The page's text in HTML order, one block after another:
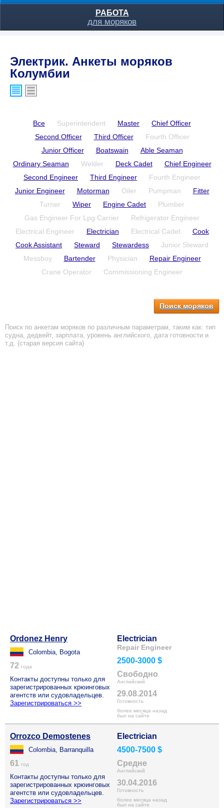
РАБОТА
для моряков
Электрик. Анкеты моряков
Колумбии
Все Superintendent Master
Chief Officer
Second Officer
Third Officer
Fourth Officer
Junior Officer
Boatswain
Able Seaman
Ordinary Seaman
Welder Deck Cadet
Chief Engineer
Second Engineer
Third Engineer
Fourth Engineer
Junior Engineer
Motorman Oiler Pumpman
Fitter
Turner
Wiper Engine Cadet
Plumber
Gas Engineer For Lpg Carrier
Refrigerator Engineer
Electrical Engineer
Electrician Electrical Cadet
Cook
Cook Assistant
Steward Stewardess
Junior Steward
Messboy
Bartender Physician
Repair Engineer
Crane Operator
Commissioning Engineer
Поиск моряков
Поиск по анкетам моряков по различным параметрам, таким как: тип
судна, дедвейт, зарплата, уровень английского, дата готовности и
т.д. (старая версия сайта)
Ordonez Henry
Colombia, Bogota
72 года
Контакты доступны только для
зарегистрированных крюинговых
агентств или судовладельцев.
Зарегистрироваться >>
Electrician
Repair Engineer
2500-3000 $
Свободно
Английский
29.08.2014
Готовность
более месяца назад
был на сайте
Orrozco Demostenes
Colombia, Barranquilla
61 год
Контакты доступны только для
зарегистрированных крюинговых
агентств или судовладельцев.
Зарегистрироваться >>
Electrician
4500-7500 $
Средне
Английский
30.04.2016
Готовность
более месяца назад
был на сайте